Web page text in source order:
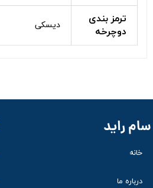
ترمز بندی
دوچرخه
دیسکی
سام راید
خانه
درباره ما